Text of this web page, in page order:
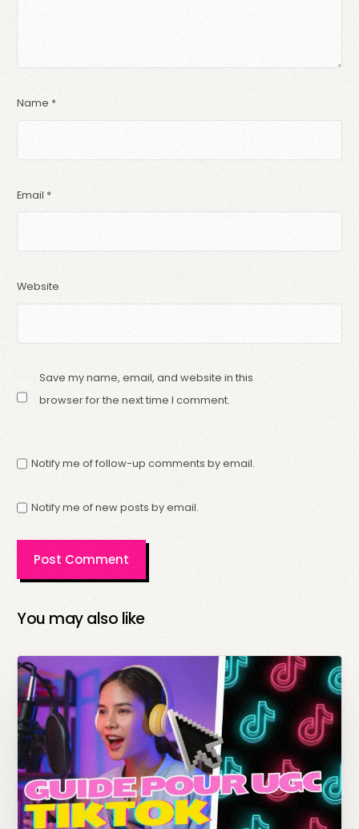
Name *
Email *
Website
Save my name, email, and website in this
browser for the next time I comment.
Notify me of follow-up comments by email.
Notify me of new posts by email.
You may also like